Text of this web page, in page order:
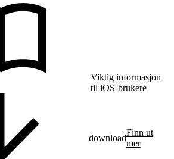
Viktig informasjon
til iOS-brukere
download
Finn ut
mer